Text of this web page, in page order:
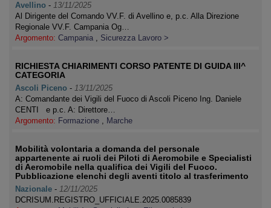
Avellino - 13/11/2025
Al Dirigente del Comando VV.F. di Avellino e, p.c. Alla Direzione
Regionale VV.F. Campania Og…
Argomento: Campania , Sicurezza Lavoro >
RICHIESTA CHIARIMENTI CORSO PATENTE DI GUIDA III^
CATEGORIA
Ascoli Piceno - 13/11/2025
A: Comandante dei Vigili del Fuoco di Ascoli Piceno Ing. Daniele
CENTI e p.c. A: Direttore…
Argomento: Formazione , Marche
Mobilità volontaria a domanda del personale
appartenente ai ruoli dei Piloti di Aeromobile e Specialisti
di Aeromobile nella qualifica dei Vigili del Fuoco.
Pubblicazione elenchi degli aventi titolo al trasferimento
Nazionale - 12/11/2025
DCRISUM.REGISTRO_UFFICIALE.2025.0085839